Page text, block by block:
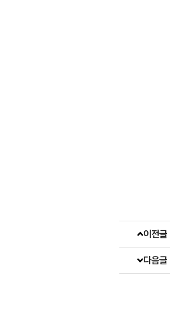
이전글
다음글